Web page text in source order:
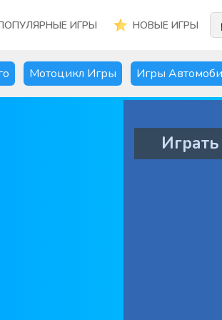
ИГРЫ НОВЫЕ ИГРЫ
Мотоцикл Игры Игры